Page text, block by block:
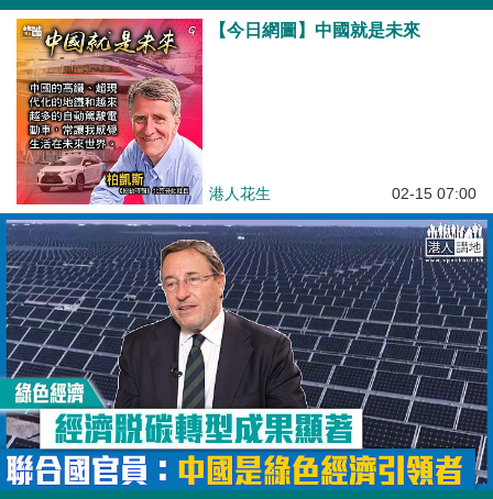
【今日網圖】中國就是未來
港人花生 02-15 07:00